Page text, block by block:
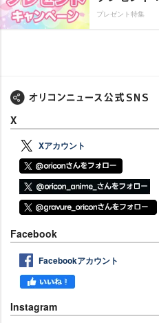
プレゼント特集
X
Xアカウント
Facebook
Facebookアカウント
Instagram